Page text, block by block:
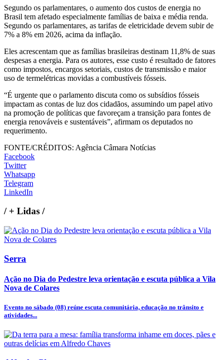
Segundo os parlamentares, o aumento dos custos de energia no
Brasil tem afetado especialmente famílias de baixa e média renda.
Segundo os parlamentares, as tarifas de eletricidade devem subir de
7% a 8% em 2026, acima da inflação.
Eles acrescentam que as famílias brasileiras destinam 11,8% de suas
despesas a energia. Para os autores, esse custo é resultado de fatores
como impostos, encargos setoriais, custos de transmissão e maior
uso de termelétricas movidas a combustíveis fósseis.
“É urgente que o parlamento discuta como os subsídios fósseis
impactam as contas de luz dos cidadãos, assumindo um papel ativo
na promoção de políticas que favoreçam a transição para fontes de
energia renováveis e sustentáveis”, afirmam os deputados no
requerimento.
FONTE/CRÉDITOS: Agência Câmara Notícias
Facebook
Twitter
Whatsapp
Telegram
LinkedIn
/+ Lidas /
Serra
Ação no Dia do Pedestre leva orientação e escuta pública a Vila
Nova de Colares
Evento no sábado (08) reúne escuta comunitária, educação no trânsito e
atividades...